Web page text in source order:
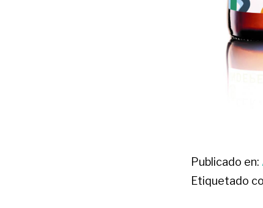
Publicado en:
Etiquetado